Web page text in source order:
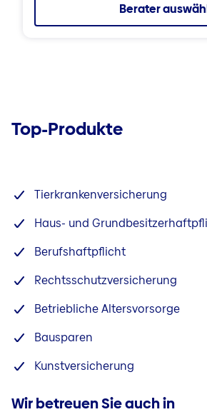
Berater
Top-Produkte
Tierkrankenversicherung
Haus- und
Berufshaftpflicht
Rechtsschutzversicherung
Betriebliche Altersvorsorge
Bausparen
Kunstversicherung
Wir betreuen Sie auch in